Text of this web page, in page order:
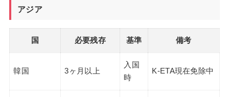
アジア
国 必要残存 基準 備考
韓国 3ヶ月以上
入国
時
K-ETA現在免除中